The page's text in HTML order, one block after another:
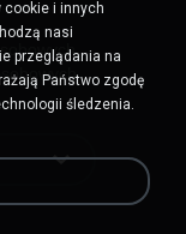
cookie i innych
nasi
przeglądania na
Państwo zgodę
śledzenia.